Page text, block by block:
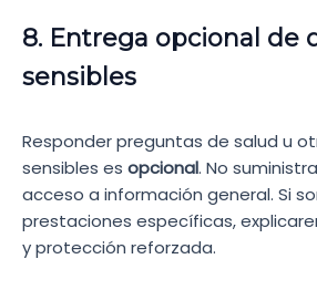
8. Entrega opcional de
sensibles
Responder preguntas de salud u
sensibles es opcional. No
acceso a información general. Si
prestaciones específicas,
y protección reforzada.